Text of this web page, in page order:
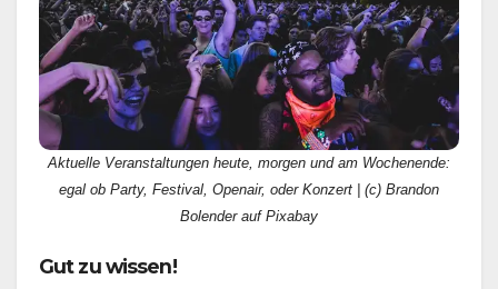
Aktuelle Veranstaltungen heute, morgen und am Wochenende:
egal ob Party, Festival, Openair, oder Konzert | (c) Brandon
Bolender auf Pixabay
Gut zu wissen!